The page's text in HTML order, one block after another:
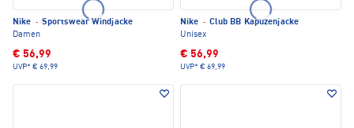
Nike · Sportswear Windjacke
Damen
€ 56,99
UVP* € 69,99
Nike · Club BB Kapuzenjacke
Unisex
€ 56,99
UVP* € 69,99